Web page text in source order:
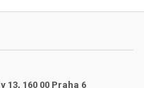
13, 160 00 Praha 6